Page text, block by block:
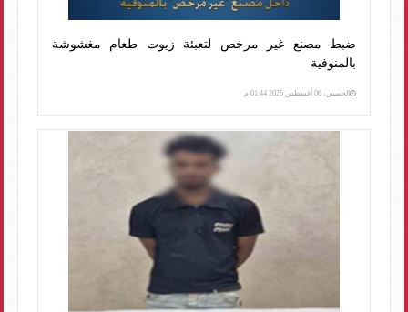
ضبط مصنع غير مرخص لتعبئة زيوت طعام مغشوشة
بالمنوفية
الخميس، 06 أغسطس 2026 01:44 م